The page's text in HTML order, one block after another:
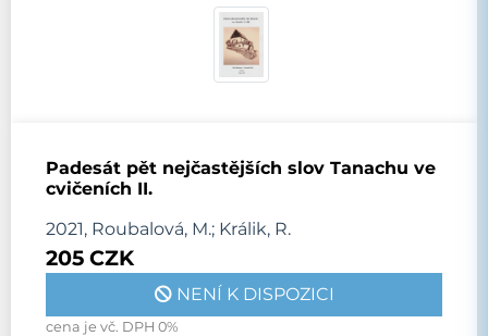
Padesát pět nejčastějších slov Tanachu ve
cvičeních II.
2021, Roubalová, M.; Králik, R.
205 CZK
NENÍ K DISPOZICI
cena je vč. DPH 0%